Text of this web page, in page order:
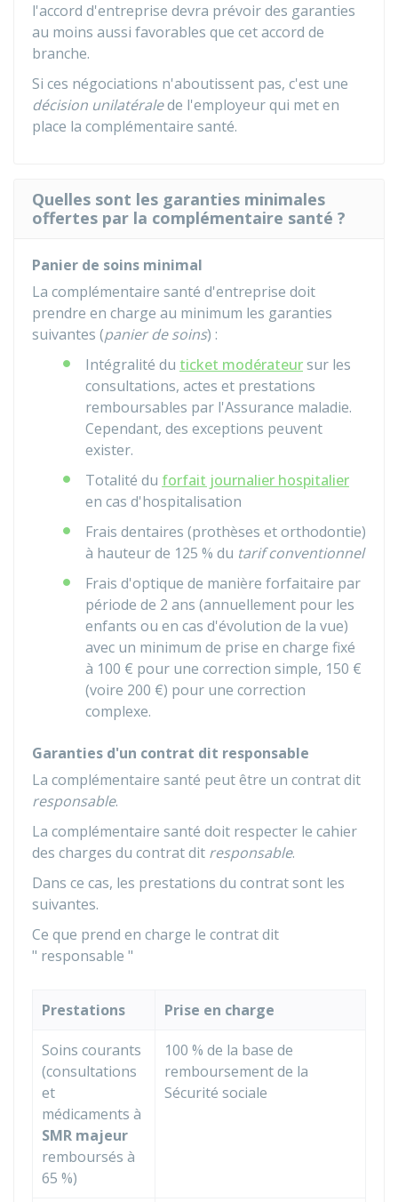
l'accord d'entreprise devra prévoir des garanties
au moins aussi favorables que cet accord de
branche.
Si ces négociations n'aboutissent pas, c'est une
décision unilatéralede l'employeur qui met en
place la complémentaire santé.
Quelles sont les garanties minimales
offertes par la complémentaire santé ?
Panier de soins minimal
La complémentaire santé d'entreprise doit
prendre en charge au minimum les garanties
suivantes (panier de soins) :
Intégralité du ticket modérateursur les
consultations, actes et prestations
remboursables par l'Assurance maladie.
Cependant, des exceptions peuvent
exister.
Totalité du forfait journalier hospitalier
en cas d'hospitalisation
Frais dentaires (prothèses et orthodontie)
à hauteur de 125 % du tarif conventionnel
Frais d'optique de manière forfaitaire par
période de 2 ans (annuellement pour les
enfants ou en cas d'évolution de la vue)
avec un minimum de prise en charge fixé
à 100 € pour une correction simple, 150 €
(voire 200 €) pour une correction
complexe.
Garanties d'un contrat dit responsable
La complémentaire santé peut être un contrat dit
responsable.
La complémentaire santé doit respecter le cahier
des charges du contrat dit responsable.
Dans ce cas, les prestations du contrat sont les
suivantes.
Ce que prend en charge le contrat dit
" responsable "
Prestations Prise en charge
Soins courants
(consultations
et
médicaments à
SMR majeur
remboursés à
65 %)
100 % de la base de
remboursement de la
Sécurité sociale